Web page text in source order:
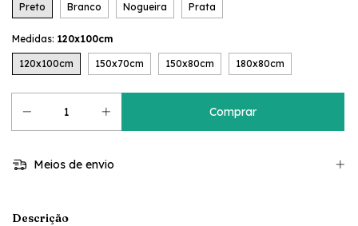
Preto Branco Nogueira Prata
Medidas: 120x100cm
120x100cm 150x70cm 150x80cm 180x80cm
Meios de envio
Descrição